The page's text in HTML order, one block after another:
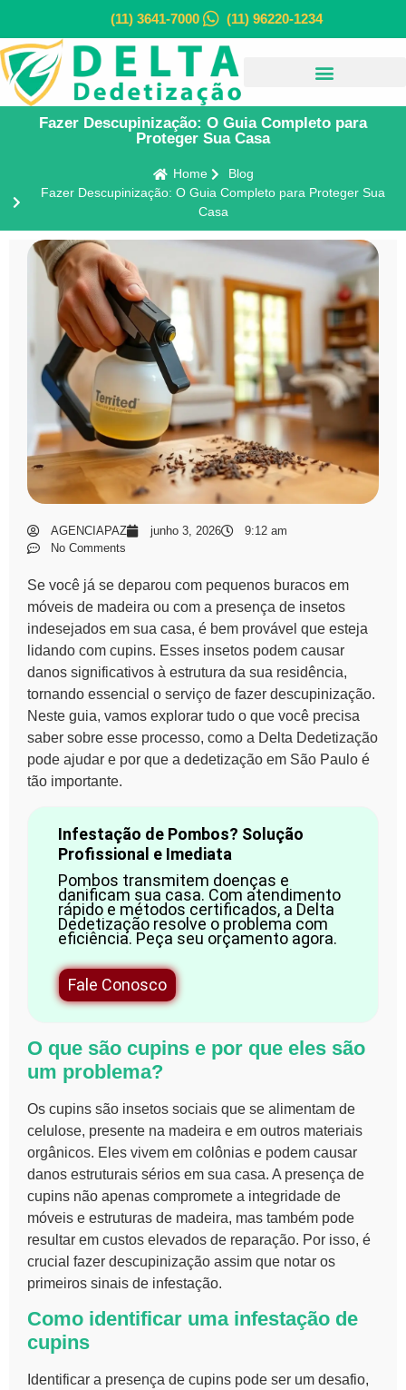
(11) 3641-7000 (11) 96220-1234
Fazer Descupinização: O Guia Completo para
Proteger Sua Casa
Home
Blog
Fazer Descupinização: O Guia Completo para Proteger Sua
Casa
AGENCIAPAZ junho 3, 2026
9:12 am
No Comments
Se você já se deparou com pequenos buracos em
móveis de madeira ou com a presença de insetos
indesejados em sua casa, é bem provável que esteja
lidando com cupins. Esses insetos podem causar
danos significativos à estrutura da sua residência,
tornando essencial o serviço de fazer descupinização.
Neste guia, vamos explorar tudo o que você precisa
saber sobre esse processo, como a Delta Dedetização
pode ajudar e por que a dedetização em São Paulo é
tão importante.
Infestação de Pombos? Solução
Profissional e Imediata
Pombos transmitem doenças e
danificam sua casa. Com atendimento
rápido e métodos certificados, a Delta
Dedetização resolve o problema com
eficiência. Peça seu orçamento agora.
Fale Conosco
O que são cupins e por que eles são
um problema?
Os cupins são insetos sociais que se alimentam de
celulose, presente na madeira e em outros materiais
orgânicos. Eles vivem em colônias e podem causar
danos estruturais sérios em sua casa. A presença de
cupins não apenas compromete a integridade de
móveis e estruturas de madeira, mas também pode
resultar em custos elevados de reparação. Por isso, é
crucial fazer descupinização assim que notar os
primeiros sinais de infestação.
Como identificar uma infestação de
cupins
Identificar a presença de cupins pode ser um desafio,